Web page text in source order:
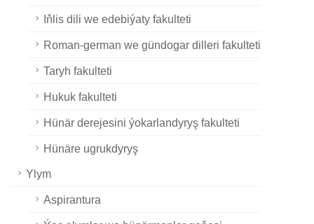
Iňlis dili we edebiýaty fakulteti
Roman-german we gündogar dilleri fakulteti
Taryh fakulteti
Hukuk fakulteti
Hünär derejesini ýokarlandyryş fakulteti
Hünäre ugrukdyryş
Ylym
Aspirantura